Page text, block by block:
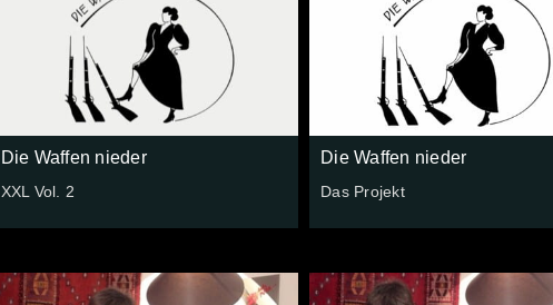
Die Waffen nieder
XXL Vol. 2
Die Waffen nieder
Das Projekt